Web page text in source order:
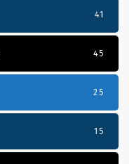
41
45
25
15